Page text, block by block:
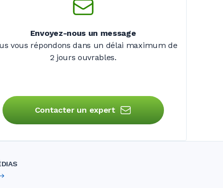
Envoyez-nous un message
vous répondons dans un délai maximum de
2 jours ouvrables.
Contacter un expert